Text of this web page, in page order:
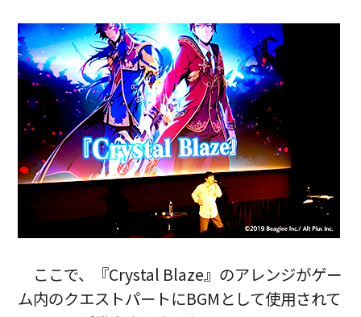
ここで、『Crystal Blaze』のアレンジがゲー
ム内のクエストパートにBGMとして使用されて